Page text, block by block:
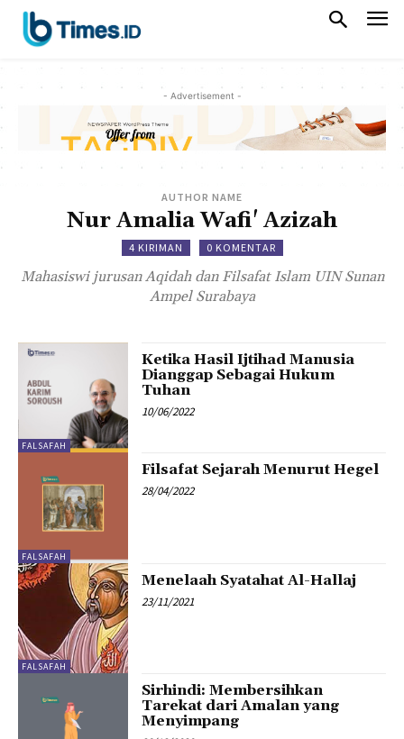
- Advertisement -
AUTHOR NAME
Nur Amalia Wafi' Azizah
4 KIRIMAN 0 KOMENTAR
Mahasiswi jurusan Aqidah dan Filsafat Islam UIN Sunan
Ampel Surabaya
FALSAFAH
Ketika Hasil Ijtihad Manusia
Dianggap Sebagai Hukum
Tuhan
10/06/2022
FALSAFAH
Filsafat Sejarah Menurut Hegel
28/04/2022
FALSAFAH
Menelaah Syatahat Al-Hallaj
23/11/2021
Sirhindi: Membersihkan
Tarekat dari Amalan yang
Menyimpang